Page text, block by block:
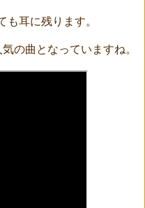
も耳に残ります。
の曲となっていますね。